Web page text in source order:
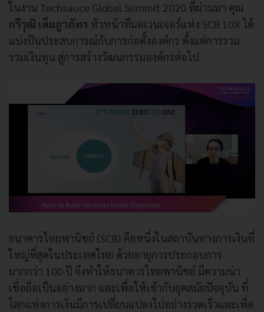
ในงาน Techsauce Global Summit 2020 ที่ผ่านมา คุณ
กวีวุฒิ เต็มภูวภัทร หัวหน้าทีมอเวนเจอร์แห่ง SCB 10X ได้
แบ่งปันประสบการณ์กับการก่อตั้งองค์กร ตั้งแต่การรวม
รวมเงินทุน สู่การสร้างวัฒนกรรมองค์กรต่อไป
ธนาคารไทยพานิชย์ (SCB) คือหนึ่งในสถาบันทางการเงินที่
ใหญ่ที่สุดในประเทศไทย ด้วยอายุการประกอบการ
มากกว่า 100 ปี จึงทำให้ธนาคารไทยพานิชย์ มีความน่า
เชื่อถือเป็นอย่างมาก และเพื่อให้เข้ากับยุคสมัยปัจจุบัน ที่
โลกแห่งการเงินมีการเปลี่ยนแปลงไปอย่างรวดเร็วและเพื่อ